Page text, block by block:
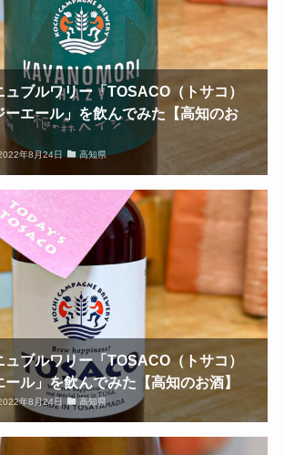
ブルワリー「TOSACO（トサコ）
ーエール」を飲んでみた【高知のお
年8月24日 高知県
ブルワリー「TOSACO（トサコ）
ル」を飲んでみた【高知のお酒】
年8月24日 高知県